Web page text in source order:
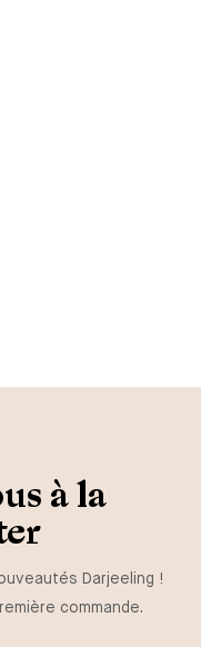
à la
Darjeeling !
commande.